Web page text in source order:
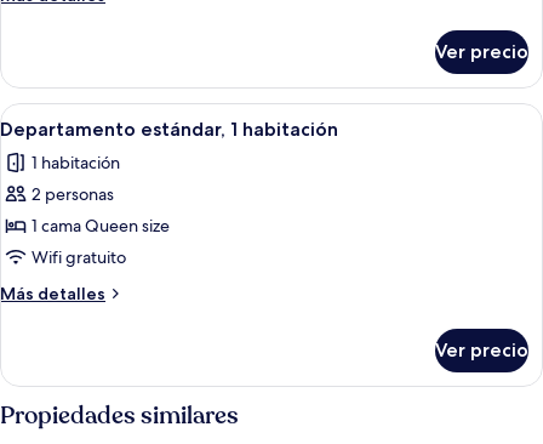
3
ejecutivo,
habitaciones
Ver precio
Abrir
todas
las
fotos
de
Departamento
estándar,
1
Una cama bien hecha con sábanas
3
Departamento estándar, 1 habitación
1 habitación
2 personas
1 cama Queen size
Wifi gratuito
Más detalles
Más
estándar,
1
habitación
Ver precio
Propiedades similares